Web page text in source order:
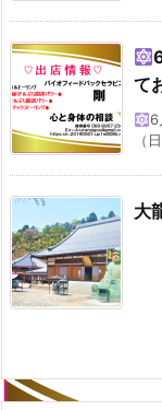
て
6
（
大